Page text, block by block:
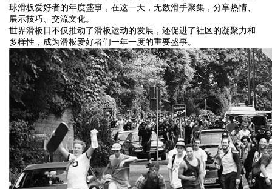
球滑板爱好者的年度盛事，在这一天，无数滑手聚集，分享热情、
展示技巧、交流文化。
世界滑板日不仅推动了滑板运动的发展，还促进了社区的凝聚力和
多样性，成为滑板爱好者们一年一度的重要盛事。